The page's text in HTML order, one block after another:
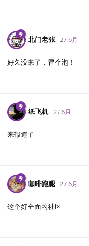
北门老张 27 6月
好久没来了，冒个泡！
纸飞机 27 6月
来报道了
咖啡跑腿 27 6月
这个好全面的社区